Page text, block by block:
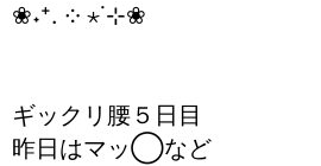
❀˖⁺. ༶ ⋆˙⊹❀
ギックリ腰５日目
昨日はマッ◯など